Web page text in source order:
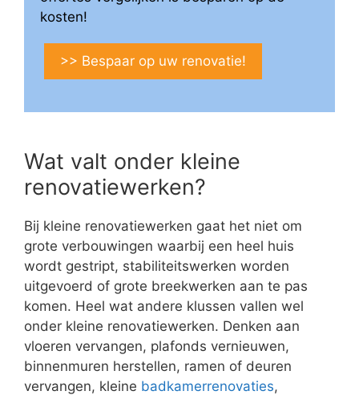
kosten!
>> Bespaar op uw renovatie!
Wat valt onder kleine
renovatiewerken?
Bij kleine renovatiewerken gaat het niet om
grote verbouwingen waarbij een heel huis
wordt gestript, stabiliteitswerken worden
uitgevoerd of grote breekwerken aan te pas
komen. Heel wat andere klussen vallen wel
onder kleine renovatiewerken. Denken aan
vloeren vervangen, plafonds vernieuwen,
binnenmuren herstellen, ramen of deuren
vervangen, kleine badkamerrenovaties,